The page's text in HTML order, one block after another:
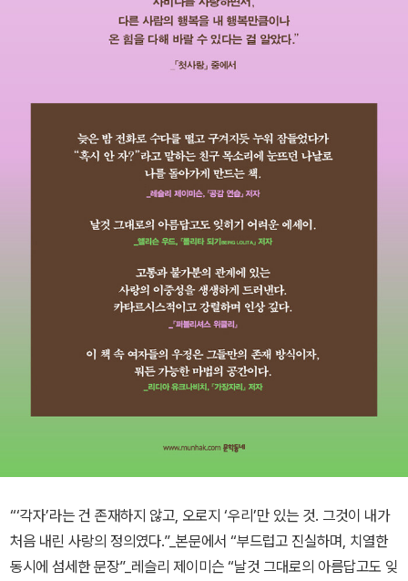
“‘각자’라는 건 존재하지 않고, 오로지 ‘우리’만 있는 것. 그것이 내가
처음 내린 사랑의 정의였다.”_본문에서 “부드럽고 진실하며, 치열한
동시에 섬세한 문장”_레슬리 제이미슨 “날것 그대로의 아름답고도 잊